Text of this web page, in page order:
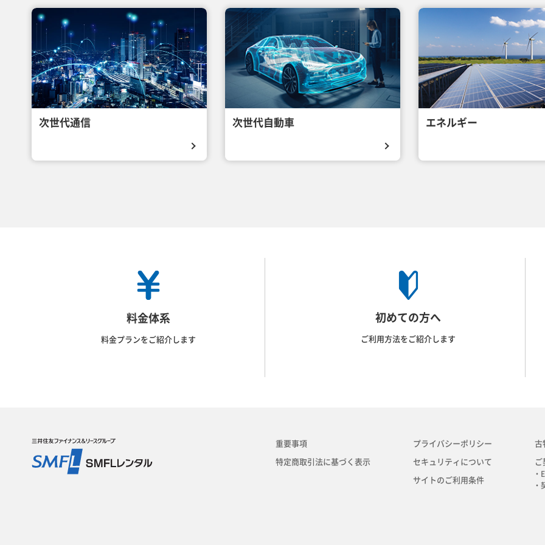
次世代通信 次世代自動車 エネルギー
料金体系
料金プランをご紹介します
初めての方へ
ご利用方法をご紹介します
重要事項
特定商取引法に基づく表示
プライバシーポリシー
セキュリティについて
サイトのご利用条件
古
ご
・
・